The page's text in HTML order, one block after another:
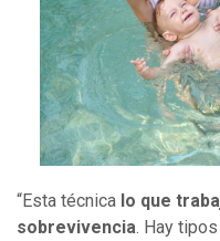
“Esta técnica lo que
sobrevivencia . Hay